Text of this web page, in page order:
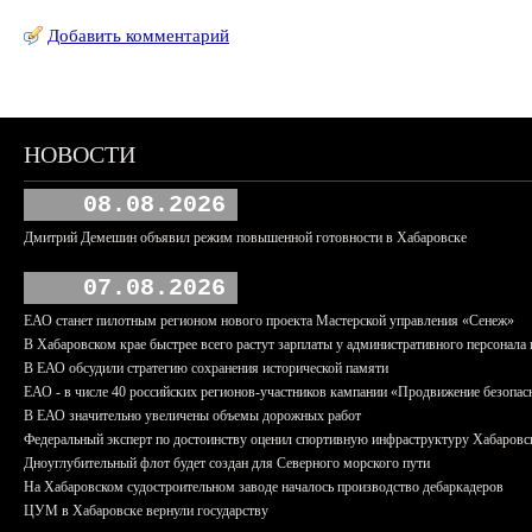
Добавить комментарий
НОВОСТИ
08.08.2026
Дмитрий Демешин объявил режим повышенной готовности в Хабаровске
07.08.2026
ЕАО станет пилотным регионом нового проекта Мастерской управления «Сенеж»
В Хабаровском крае быстрее всего растут зарплаты у административного персонала
В ЕАО обсудили стратегию сохранения исторической памяти
ЕАО - в числе 40 российских регионов-участников кампании «Продвижение
В ЕАО значительно увеличены объемы дорожных работ
Федеральный эксперт по достоинству оценил спортивную инфраструктуру
Дноуглубительный флот будет создан для Северного морского пути
На Хабаровском судостроительном заводе началось производство дебаркадеров
ЦУМ в Хабаровске вернули государству